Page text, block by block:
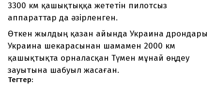
3300 км қашықтыққа жететін пилотсыз
аппараттар да әзірленген.
Өткен жылдың қазан айында Украина дрондары
Украина шекарасынан шамамен 2000 км
қашықтықта орналасқан Түмен мұнай өңдеу
зауытына шабуыл жасаған.
Тегтер: